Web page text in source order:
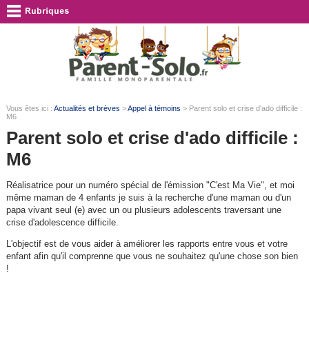
Vous êtes ici : Actualités et brèves >Appel à témoins > Parent solo et crise d'ado difficile :
M6
Parent solo et crise d'ado difficile :
M6
Réalisatrice pour un numéro spécial de l'émission "C'est Ma Vie", et moi
même maman de 4 enfants je suis à la recherche d'une maman ou d'un
papa vivant seul (e) avec un ou plusieurs adolescents traversant une
crise d'adolescence difficile.
L'objectif est de vous aider à améliorer les rapports entre vous et votre
enfant afin qu'il comprenne que vous ne souhaitez qu'une chose son bien
!